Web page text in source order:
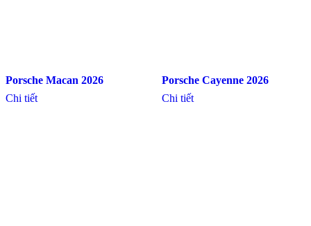
Porsche Macan 2026
Chi tiết
Porsche Cayenne 2026
Chi tiết